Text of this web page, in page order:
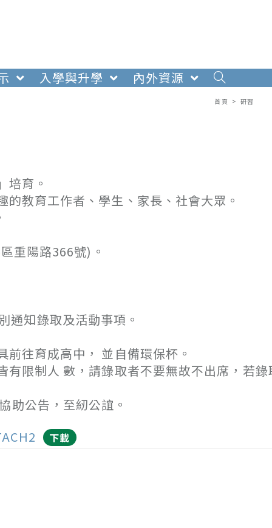
入學與升學 內外資源
首頁 > 研習
育。
育工作者、學生、家長、社會大眾。
陽路366號)。
知錄取及活動事項。
育成高中， 並自備環保杯。
制人 數，請錄取者不要無故不出席，若錄
助公告，至紉公誼。
下載